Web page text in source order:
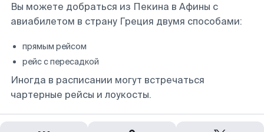
Вы можете добраться из Пекина в Афины с
авиабилетом в страну Греция двумя способами:
прямым рейсом
рейс с пересадкой
Иногда в расписании могут встречаться
чартерные рейсы и лоукосты.